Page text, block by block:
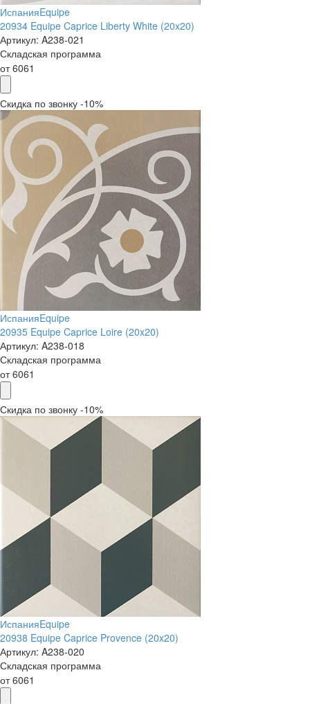
ИспанияEquipe
20934 Equipe Caprice Liberty White (20x20)
Артикул: A238-021
Складская программа
от6061
Скидка по звонку -10%
ИспанияEquipe
20935 Equipe Caprice Loire (20x20)
Артикул: A238-018
Складская программа
от6061
Скидка по звонку -10%
ИспанияEquipe
20938 Equipe Caprice Provence (20x20)
Артикул: A238-020
Складская программа
от6061